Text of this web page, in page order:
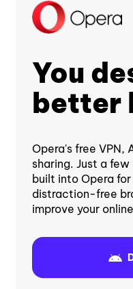
You
better
Opera's free VPN,
sharing. Just a
built into Opera
distraction-free
improve your